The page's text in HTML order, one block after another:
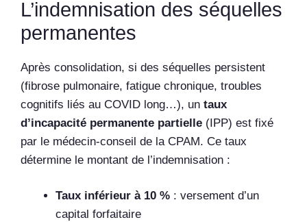
L’indemnisation des séquelles
permanentes
Après consolidation, si des séquelles persistent
(fibrose pulmonaire, fatigue chronique, troubles
cognitifs liés au COVID long…), un taux
d’incapacité permanente partielle (IPP) est fixé
par le médecin-conseil de la CPAM. Ce taux
détermine le montant de l’indemnisation :
Taux inférieur à 10 % : versement d’un
capital forfaitaire